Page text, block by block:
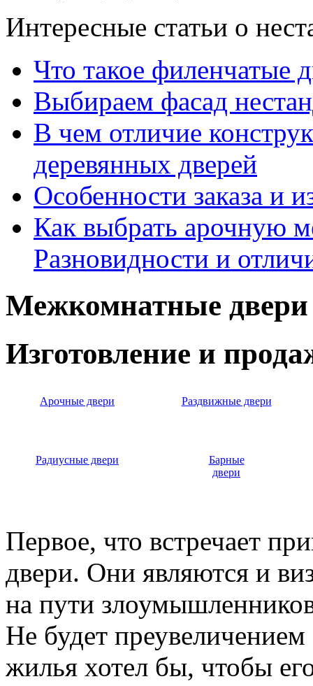
Интересные статьи о
Что такое филенчатые
Выбираем фасад
В чем отличие
деревянных дверей
Особенности заказа и
Как выбрать арочную
Разновидности и
Межкомнатные двери
Изготовление и
Арочные двери Раздвижные двери
Радиусные двери
Барные
двери
Первое, что встречает
двери. Они являются и
на пути
Не будет
жилья хотел бы, чтобы